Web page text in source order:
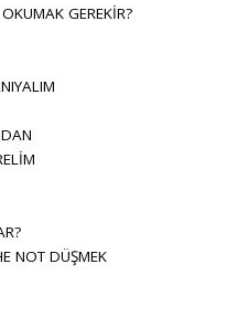
GEREKİR?
NOT DÜŞMEK